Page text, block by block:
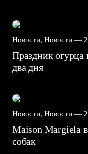
Новости, Новости —
Праздник огурца
два дня
Новости, Новости —
Maison Margiela
собак